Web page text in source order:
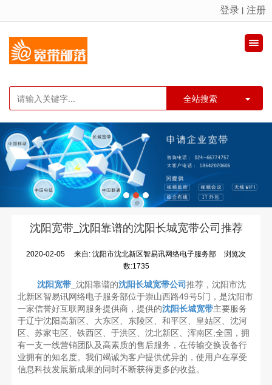
很遗憾，因您的浏览器版本过低导致无法获得最佳浏览体验，推荐下载安装谷歌浏览器！
登录 注册
全站搜索
沈阳宽带_沈阳靠谱的沈阳长城宽带公司推荐
2020-02-05 来自:沈阳市沈北新区智易讯网络电子服务部
浏览次
数:1735
沈阳宽带 _沈阳靠谱的沈阳长城宽带公司推荐，沈阳市沈
北新区智易讯网络电子服务部位于崇山西路49号5门，是沈阳市
一家信誉好互联网服务提供商，提供的沈阳长城宽带主要服务
于辽宁沈阳高新区、大东区、东陵区、和平区、皇姑区、沈河
区、苏家屯区、铁西区、于洪区、沈北新区、浑南区;全国，拥
有一支一线营销团队及高素质的售后服务，在传输交换设备行
业拥有的知名度。我们竭诚为客户提供优异的，使用户在享受
信息科技发展新成果的同时不断获得更多的收益。